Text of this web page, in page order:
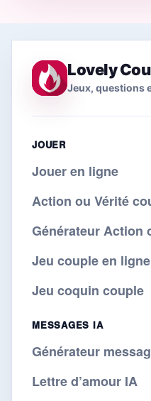
Lovely
Jeux, questions
JOUER
Jouer en ligne
Action ou Vérité
Générateur Action
Jeu couple en ligne
Jeu coquin couple
MESSAGES IA
Générateur
Lettre d’amour IA